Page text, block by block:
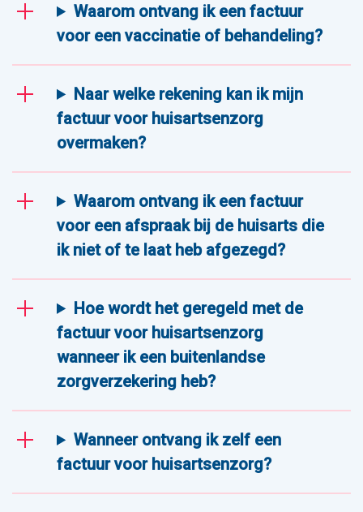
Waarom ontvang ik een factuur
voor een vaccinatie of behandeling?
Naar welke rekening kan ik mijn
factuur voor huisartsenzorg
overmaken?
Waarom ontvang ik een factuur
voor een afspraak bij de huisarts die
ik niet of te laat heb afgezegd?
Hoe wordt het geregeld met de
factuur voor huisartsenzorg
wanneer ik een buitenlandse
zorgverzekering heb?
Wanneer ontvang ik zelf een
factuur voor huisartsenzorg?